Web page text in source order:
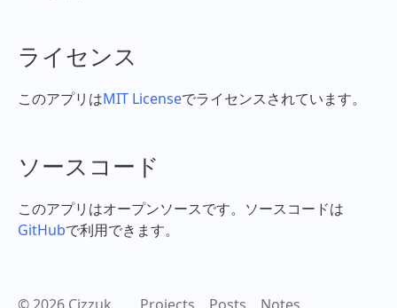
ライセンス
このアプリはMIT Licenseでライセンスされています。
ソースコード
このアプリはオープンソースです。ソースコードは
GitHubで利用できます。